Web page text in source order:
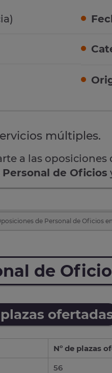
múltiples.
a las oposiciones
Personal de Oficios
de Personal de Oficios
de
Nº de plazas
56